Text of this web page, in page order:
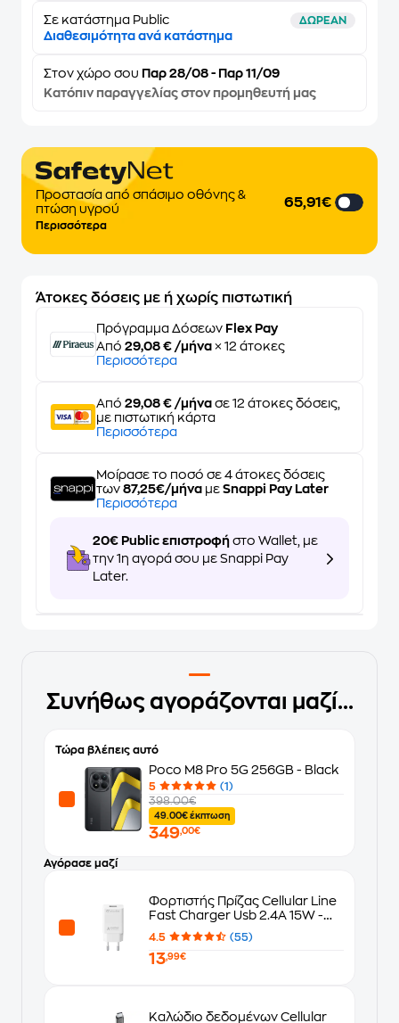
Σε κατάστημα Public ΔΩΡΕΑΝ
Διαθεσιμότητα ανά κατάστημα
Στον χώρο σου Παρ 28/08 - Παρ 11/09
Κατόπιν παραγγελίας στον προμηθευτή μας
Προστασία από σπάσιμο οθόνης &
πτώση υγρού
Περισσότερα
65,91€
Άτοκες δόσεις με ή χωρίς πιστωτική
Πρόγραμμα Δόσεων Flex Pay
Από 29,08 € /μήνα × 12 άτοκες
Περισσότερα
Από 29,08 € /μήνα σε 12 άτοκες δόσεις,
με πιστωτική κάρτα
Περισσότερα
Μοίρασε το ποσό σε 4 άτοκες δόσεις
των 87,25€/μήνα με Snappi Pay Later
Περισσότερα
20€ Public επιστροφή στο Wallet, με
την 1η αγορά σου με Snappi Pay
Later.
Συνήθως αγοράζονται μαζί...
Τώρα βλέπεις αυτό
Poco M8 Pro 5G 256GB - Black
5
(1)
398.00€
49.00€ έκπτωση
349,00€
Αγόρασε μαζί
Φορτιστής Πρίζας Cellular Line
Fast Charger Usb 2.4A 15W -
White
4.5 (55)
13,99€
Καλώδιο δεδομένων Cellular